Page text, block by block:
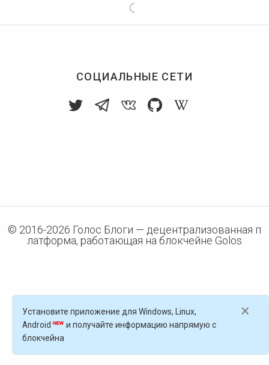
СОЦИАЛЬНЫЕ СЕТИ
© 2016-2026 Голос Блоги — децентрализованная п
латформа, работающая на блокчейне Golos
×
Установите приложение для Windows, Linux,
Android
и получайте информацию напрямую с
блокчейна